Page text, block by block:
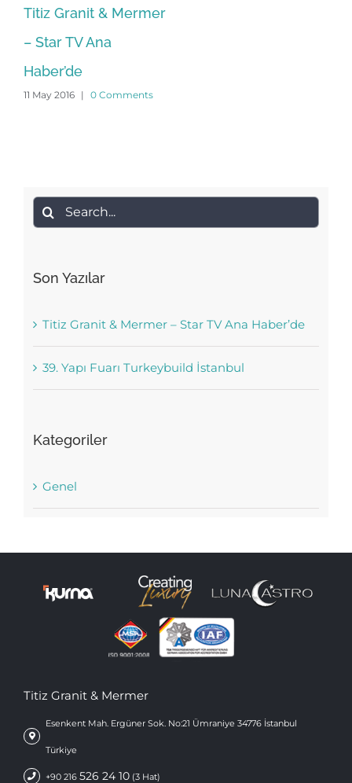
Titiz Granit & Mermer
– Star TV Ana
Haber’de
11 May 2016 | 0 Comments
Search
Son Yazılar
Titiz Granit & Mermer – Star TV Ana Haber’de
39. Yapı Fuarı Turkeybuild İstanbul
Kategoriler
Genel
Titiz Granit & Mermer
Esenkent Mah. Ergüner Sok. No:21 Ümraniye 34776 İstanbul
Türkiye
+90 216 526 24 10 (3 Hat)